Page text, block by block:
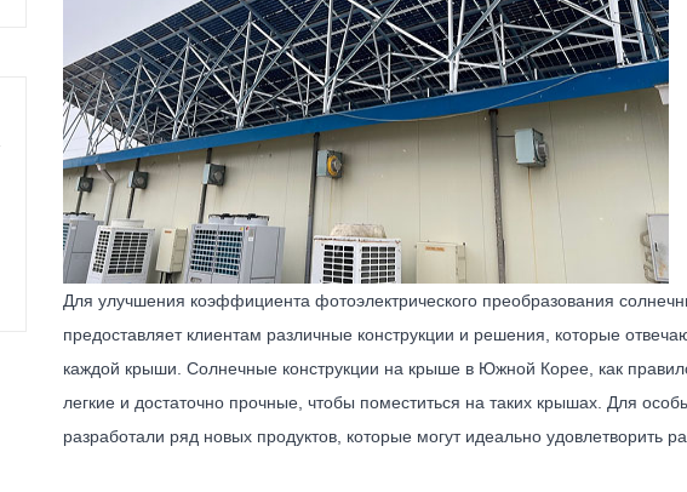
Для улучшения коэффициента фотоэлектрического преобразования
предоставляет клиентам различные конструкции и решения, которые
каждой крыши. Солнечные конструкции на крыше в Южной Корее, как
легкие и достаточно прочные, чтобы поместиться на таких крышах. Для
разработали ряд новых продуктов, которые могут идеально удовлетворить